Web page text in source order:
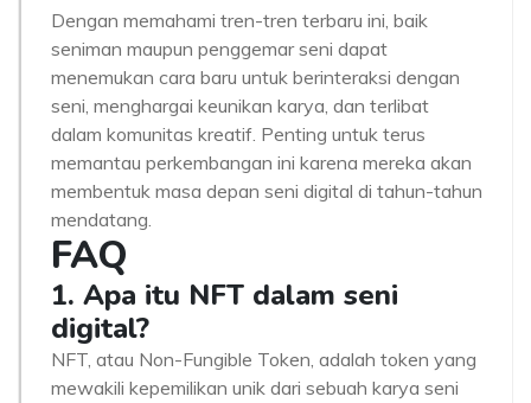
Dengan memahami tren-tren terbaru ini, baik
seniman maupun penggemar seni dapat
menemukan cara baru untuk berinteraksi dengan
seni, menghargai keunikan karya, dan terlibat
dalam komunitas kreatif. Penting untuk terus
memantau perkembangan ini karena mereka akan
membentuk masa depan seni digital di tahun-tahun
mendatang.
FAQ
1. Apa itu NFT dalam seni
digital?
NFT, atau Non-Fungible Token, adalah token yang
mewakili kepemilikan unik dari sebuah karya seni